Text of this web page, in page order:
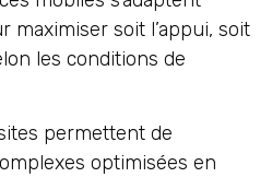
maximiser soit l’appui, soit
les conditions de
permettent de
optimisées en